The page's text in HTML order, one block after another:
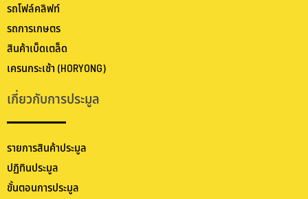
รถโฟล์คลิฟท์
รถการเกษตร
สินค้าเบ็ดเตล็ด
เครนกระเช้า (HORYONG)
เกี่ยวกับการประมูล
รายการสินค้าประมูล
ปฏิทินประมูล
ขั้นตอนการประมูล